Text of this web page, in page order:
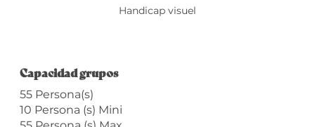
Handicap visuel
Capacidad grupos
Capacidad grupos
55 Persona(s)
10 Persona (s) Mini